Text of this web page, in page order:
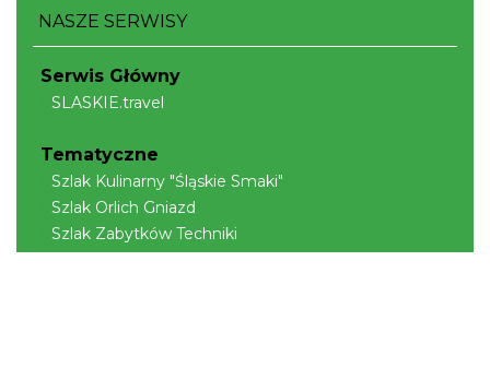
NASZE SERWISY
Serwis Główny
SLASKIE.travel
Tematyczne
Szlak Kulinarny "Śląskie Smaki"
Szlak Orlich Gniazd
Szlak Zabytków Techniki